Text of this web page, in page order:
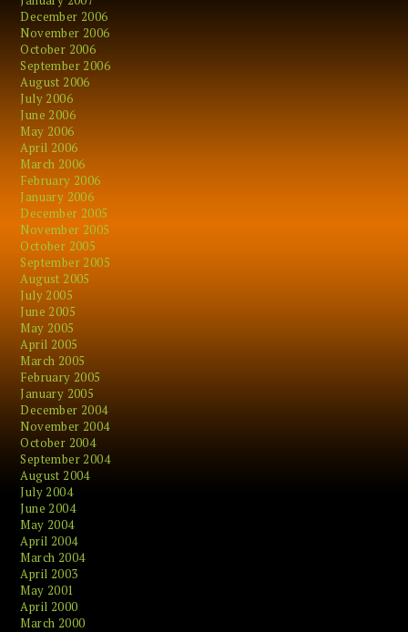
December 2006
November 2006
October 2006
September 2006
August 2006
July 2006
June 2006
May 2006
April 2006
March 2006
February 2006
January 2006
December 2005
November 2005
October 2005
September 2005
August 2005
July 2005
June 2005
May 2005
April 2005
March 2005
February 2005
January 2005
December 2004
November 2004
October 2004
September 2004
August 2004
July 2004
June 2004
May 2004
April 2004
March 2004
April 2003
May 2001
April 2000
March 2000